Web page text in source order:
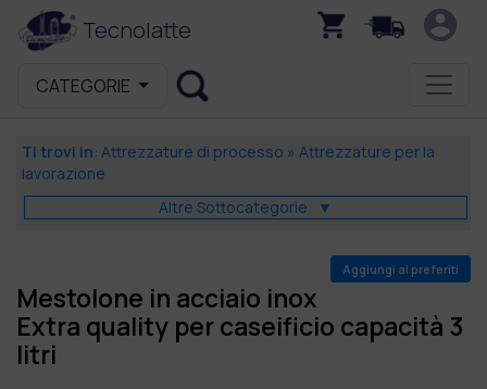
Tecnolatte
CATEGORIE
Ti trovi in: Attrezzature di processo » Attrezzature per la
lavorazione
Altre Sottocategorie ▼
Aggiungi ai preferiti
Mestolone in acciaio inox
Extra quality per caseificio capacità 3
litri